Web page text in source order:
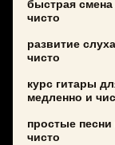
быстрая
чисто
развитие
чисто
курс гитары
медленно и
простые песни
чисто